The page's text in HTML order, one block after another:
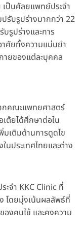
ป็นศัลยแพทย์ประจำ
รับรูปร่างมากกว่า 22
รูปร่างและการ
ศัยทั้งความแม่นยำ
ายของแต่ละบุคคล
กคณะแพทยศาสตร์
ต้ยได้ศึกษาต่อใน
มเติมด้านการดูดไข
ประเทศไทยและต่าง
จำ KKC Clinic ที่
โดยมุ่งเน้นผลลัพธ์ที่
งคนไข้ และคงความ